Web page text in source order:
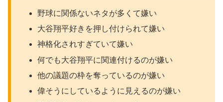
大谷翔平好きを押し付けられて嫌い
神格化されすぎていて嫌い
何でも大谷翔平に関連付けるのが嫌い
他の議題の枠を奪っているのが嫌い
偉そうにしているように見えるのが嫌い
野球以外は抜けているのが嫌い